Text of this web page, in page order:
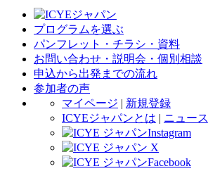
プログラムを選ぶ
パンフレット・チラシ・資料
お問い合わせ・説明会・個別相談
申込から出発までの流れ
参加者の声
マイページ | 新規登録
ICYEジャパンとは | ニュース